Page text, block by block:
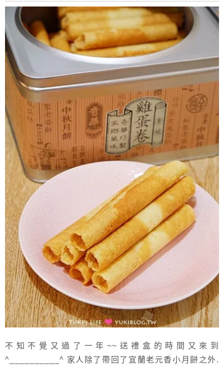
不知不覺又過了一年~~送禮盒的時間又來到
^__________^ 家人除了帶回了宜蘭老元香小月餅之外.